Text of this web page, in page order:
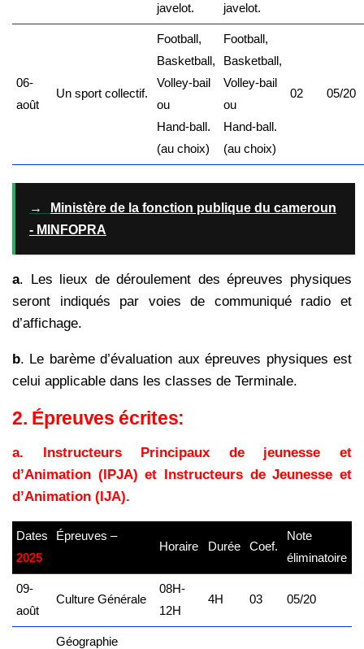
javelot. javelot.
06-
août
Un sport collectif.
Football,
Basketball,
Volley-bail
ou
Hand-ball.
(au choix)
Football,
Basketball,
Volley-bail
ou
Hand-ball.
(au choix)
02 05/20
→
Ministère de la fonction publique du cameroun
- MINFOPRA
a. Les lieux de déroulement des épreuves physiques
seront indiqués par voies de communiqué radio et
d’affichage.
b. Le barème d’évaluation aux épreuves physiques est
celui applicable dans les classes de Terminale.
2. Épreuves écrites:
a. Instructeurs Principaux de jeunesse et
d’Animation (IPJA) et Instructeurs de Jeunesse et
d’Animation (IJA).
Dates
2025
Épreuves –
Horaire Durée Coef.
Note
éliminatoire
09-
août
Culture Générale
08H-
12H
4H 03 05/20
Géographie